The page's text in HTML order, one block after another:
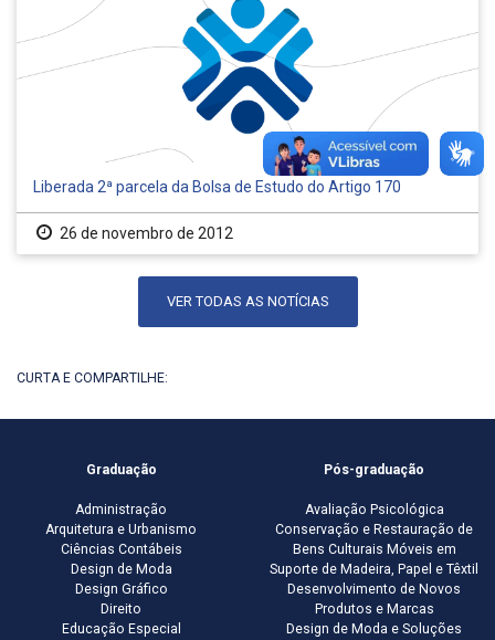
Liberada 2ª parcela da Bolsa de Estudo do Artigo 170
26 de novembro de 2012
VER TODAS AS NOTÍCIAS
CURTA E COMPARTILHE:
Graduação
Administração
Arquitetura e Urbanismo
Ciências Contábeis
Design de Moda
Design Gráfico
Direito
Educação Especial
Pós-graduação
Avaliação Psicológica
Conservação e Restauração de
Bens Culturais Móveis em
Suporte de Madeira, Papel e Têxtil
Desenvolvimento de Novos
Produtos e Marcas
Design de Moda e Soluções